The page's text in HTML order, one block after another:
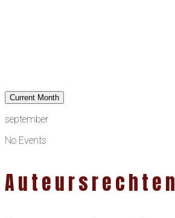
Current Month
september
No Events
Auteursrechten